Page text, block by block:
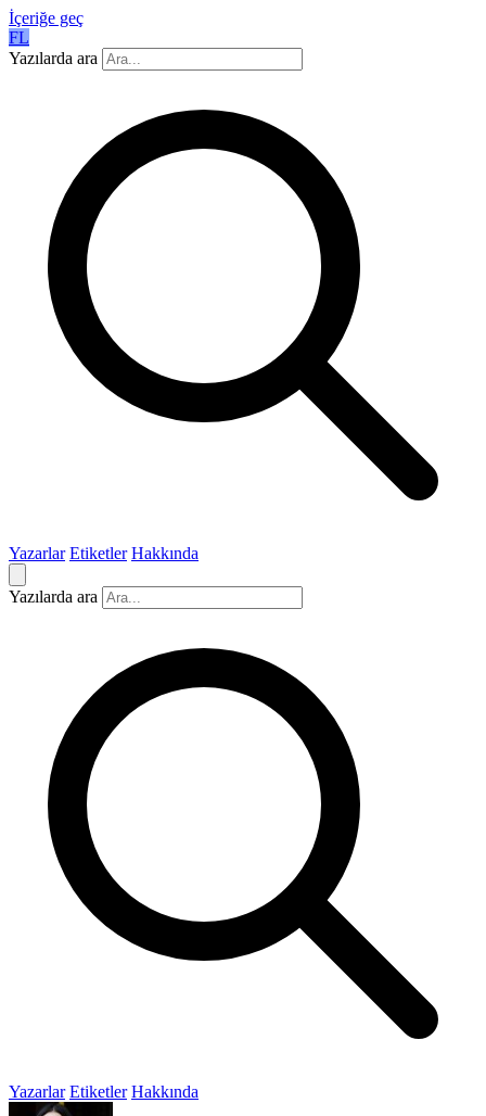
İçeriğe geç
FL
Yazılarda ara
Yazarlar Etiketler Hakkında
Yazılarda ara
Yazarlar Etiketler Hakkında